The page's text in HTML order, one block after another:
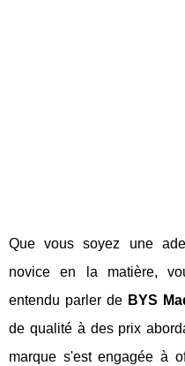
Que vous soyez une
novice en la matière,
entendu parler de BYS
de qualité à des prix
marque s'est engagée à